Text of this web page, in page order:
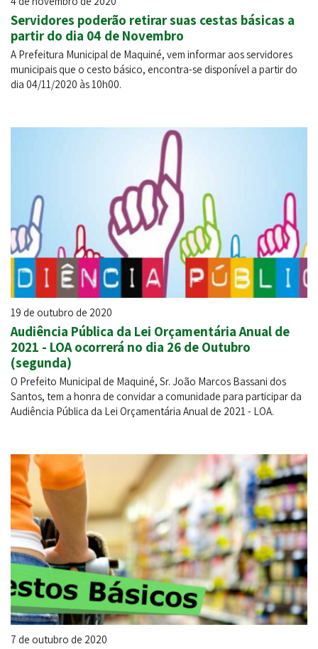
Servidores poderão retirar suas cestas básicas a
partir do dia 04 de Novembro
A Prefeitura Municipal de Maquiné, vem informar aos servidores
municipais que o cesto básico, encontra-se disponível a partir do
dia 04/11/2020 às 10h00.
19 de outubro de 2020
Audiência Pública da Lei Orçamentária Anual de
2021 - LOA ocorrerá no dia 26 de Outubro
(segunda)
O Prefeito Municipal de Maquiné, Sr. João Marcos Bassani dos
Santos, tem a honra de convidar a comunidade para participar da
Audiência Pública da Lei Orçamentária Anual de 2021 - LOA.
7 de outubro de 2020